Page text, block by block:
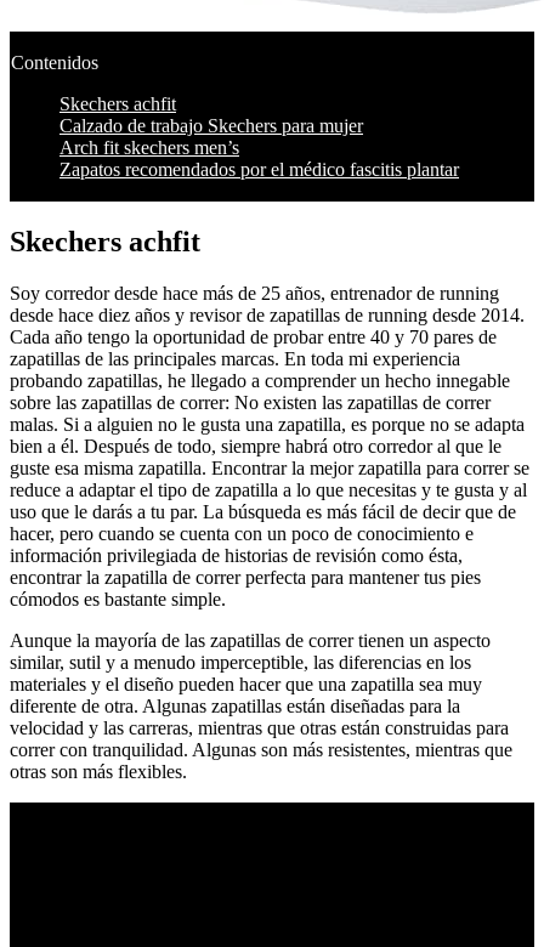
Contenidos
Skechers achfit
Calzado de trabajo Skechers para mujer
Arch fit skechers men’s
Zapatos recomendados por el médico fascitis plantar
Skechers achfit
Soy corredor desde hace más de 25 años, entrenador de running
desde hace diez años y revisor de zapatillas de running desde 2014.
Cada año tengo la oportunidad de probar entre 40 y 70 pares de
zapatillas de las principales marcas. En toda mi experiencia
probando zapatillas, he llegado a comprender un hecho innegable
sobre las zapatillas de correr: No existen las zapatillas de correr
malas. Si a alguien no le gusta una zapatilla, es porque no se adapta
bien a él. Después de todo, siempre habrá otro corredor al que le
guste esa misma zapatilla. Encontrar la mejor zapatilla para correr se
reduce a adaptar el tipo de zapatilla a lo que necesitas y te gusta y al
uso que le darás a tu par. La búsqueda es más fácil de decir que de
hacer, pero cuando se cuenta con un poco de conocimiento e
información privilegiada de historias de revisión como ésta,
encontrar la zapatilla de correr perfecta para mantener tus pies
cómodos es bastante simple.
Aunque la mayoría de las zapatillas de correr tienen un aspecto
similar, sutil y a menudo imperceptible, las diferencias en los
materiales y el diseño pueden hacer que una zapatilla sea muy
diferente de otra. Algunas zapatillas están diseñadas para la
velocidad y las carreras, mientras que otras están construidas para
correr con tranquilidad. Algunas son más resistentes, mientras que
otras son más flexibles.